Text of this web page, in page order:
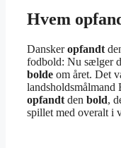
Hvem
Danskeropfandt
fodbold: Nu sælger
bolde om året. Det
landsholdsmålmand
opfandt den bold,
spillet med overalt i